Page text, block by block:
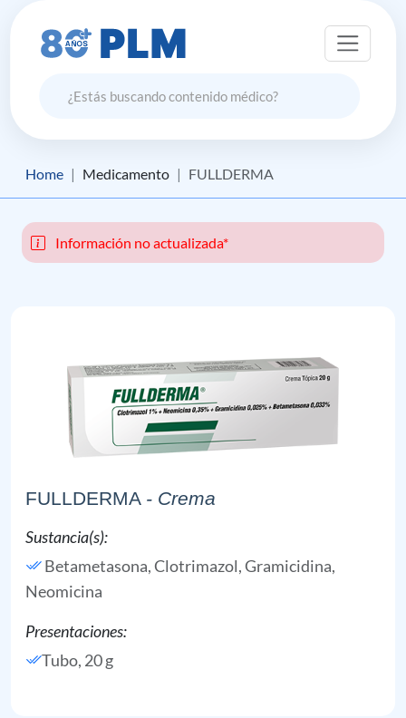
Home Medicamento FULLDERMA
Información no actualizada*
FULLDERMA - Crema
Sustancia(s):
Betametasona,Clotrimazol,Gramicidina,
Neomicina
Presentaciones:
Tubo, 20 g